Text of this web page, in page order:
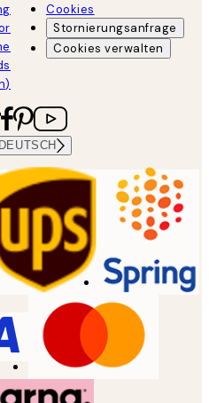
Cookies
Stornierungsanfrage
Cookies verwalten
DEUTSCH